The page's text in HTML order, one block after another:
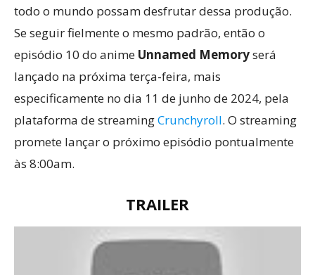
todo o mundo possam desfrutar dessa produção.
Se seguir fielmente o mesmo padrão, então o
episódio 10 do anime Unnamed Memoryserá
lançado na próxima terça-feira, mais
especificamente no dia 11 de junho de 2024, pela
plataforma de streamingCrunchyroll. O streaming
promete lançar o próximo episódio pontualmente
às 8:00am.
TRAILER